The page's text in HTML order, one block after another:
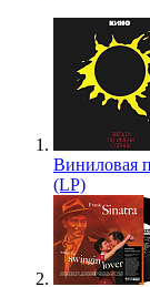
Виниловая
(LP)